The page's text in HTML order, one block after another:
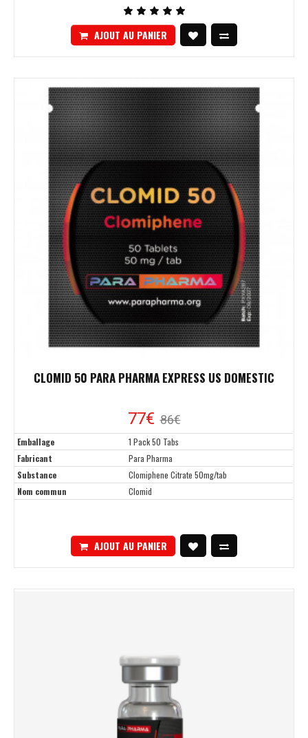
AJOUT AU PANIER
CLOMID 50 PARA PHARMA EXPRESS US DOMESTIC
77€ 86€
Emballage
1 Pack 50 Tabs
Fabricant
Para Pharma
Substance
Clomiphene Citrate 50mg/tab
Nom commun
Clomid
AJOUT AU PANIER